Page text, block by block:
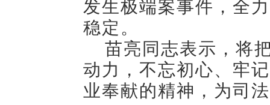
发生极端案事件，全
稳定。
苗亮同志表示，将
动力，不忘初心、牢
业奉献的精神，为司